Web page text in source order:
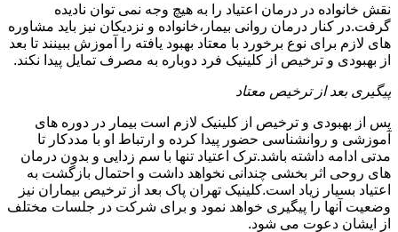
نقش خانواده در درمان اعتیاد را به هیچ وجه نمی توان نادیده
گرفت.در کنار درمان روانی بیمار،خانواده و نزدیکان نیز باید مشاوره
های لازم برای نوع برخورد با معتاد بهبود یافته را آموزش ببینند تا بعد
از بهبودی و ترخیص از کلینیک فرد دوباره به مصرف تمایل پیدا نکند.
پیگیری بعد از ترخیص معتاد
پس از بهبودی و ترخیص از کلینیک لازم است بیمار در دوره های
آموزشی و روانشناسی حضور پیدا کرده و ارتباط او با مددکار تا
مدتی ادامه داشته باشد.ترک اعتیاد تنها با سم زدایی و بدون درمان
های روحی اثر بخشی چندانی نخواهد داشت و احتمال بازگشت به
اعتیاد بسیار زیاد است.کلینیک تهران پاک بعد از ترخیص بیماران نیز
وضعیت آنها را پیگیری خواهد نمود و برای شرکت در جلسات مختلف
از ایشان دعوت می شود.